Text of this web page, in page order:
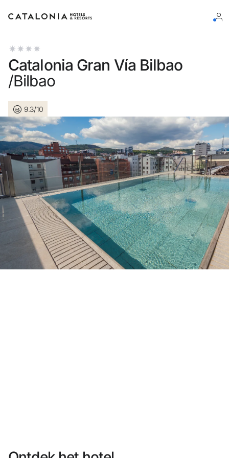
Log in op je account
Log in
Wachtwoord vergeten?
of gebruik een van deze opties
Aanmelden met Google
Sessie beginnen met enkel e-mailadres
Heb je nog geen account?
Een account aanmaken
Catalonia Gran Vía Bilbao
/Bilbao
9.3/10